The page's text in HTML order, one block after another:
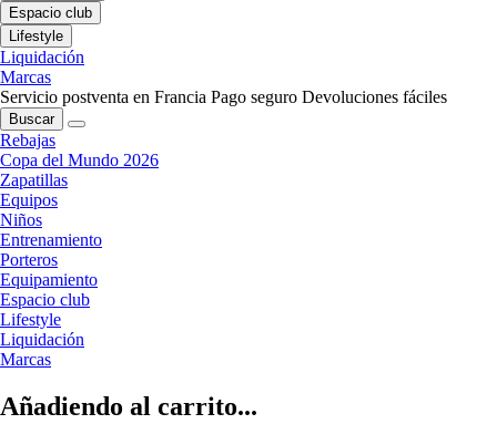
Espacio club
Lifestyle
Liquidación
Marcas
Servicio postventa en Francia Pago seguro Devoluciones fáciles
Buscar
Rebajas
Copa del Mundo 2026
Zapatillas
Equipos
Niños
Entrenamiento
Porteros
Equipamiento
Espacio club
Lifestyle
Liquidación
Marcas
Añadiendo al carrito...